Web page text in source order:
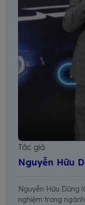
Tác giả
Nguyễn Hữu
Nguyễn Hữu Dũng
nghiệm trong